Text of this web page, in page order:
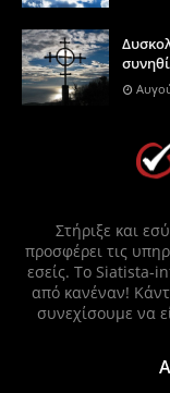
Στήριξε και
προσφέρει τις
εσείς. Το Siatista-
από κανέναν!
συνεχίσουμε να